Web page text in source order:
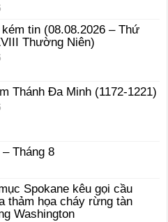
tin (08.08.2026 – Thứ
Thường Niên)
Thánh Ða Minh (1172-1221)
Tháng 8
Spokane kêu gọi cầu
thảm họa cháy rừng tàn
Washington